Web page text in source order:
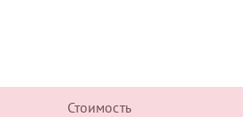
Стоимость